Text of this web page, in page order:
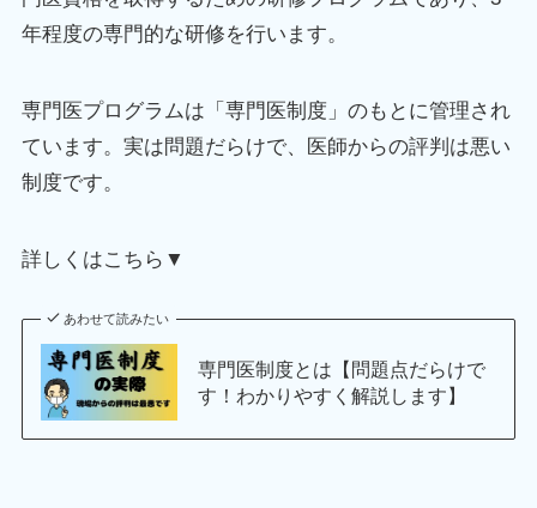
年程度の専門的な研修を行います。
専門医プログラムは「専門医制度」のもとに管理され
ています。実は問題だらけで、医師からの評判は悪い
制度です。
詳しくはこちら▼
あわせて読みたい
専門医制度とは【問題点だらけで
す！わかりやすく解説します】